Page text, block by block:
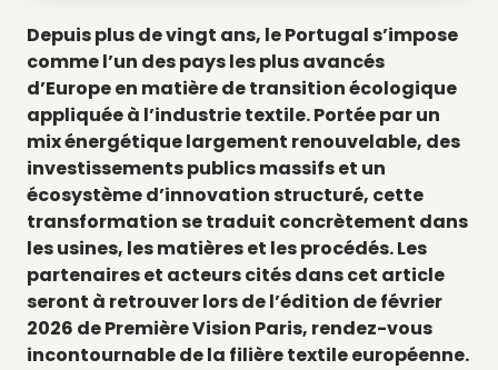
Depuis plus de vingt ans, le Portugal s’impose
comme l’un des pays les plus avancés
d’Europe en matière de transition écologique
appliquée à l’industrie textile. Portée par un
mix énergétique largement renouvelable, des
investissements publics massifs et un
écosystème d’innovation structuré, cette
transformation se traduit concrètement dans
les usines, les matières et les procédés. Les
partenaires et acteurs cités dans cet article
seront à retrouver lors de l’édition de février
2026 de Première Vision Paris, rendez-vous
incontournable de la filière textile européenne.